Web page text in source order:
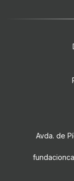
Avda. de